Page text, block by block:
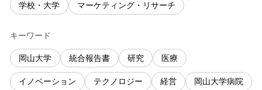
学校・大学 マーケティング・リサーチ
キーワード
岡山大学 統合報告書 研究 医療
イノベーション テクノロジー 経営 岡山大学病院